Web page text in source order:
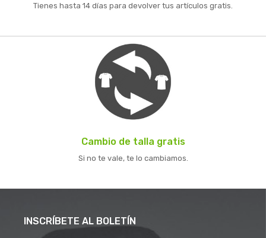
Tienes hasta 14 días para devolver tus artículos gratis.
Cambio de talla gratis
Si no te vale, te lo cambiamos.
INSCRÍBETE AL BOLETÍN